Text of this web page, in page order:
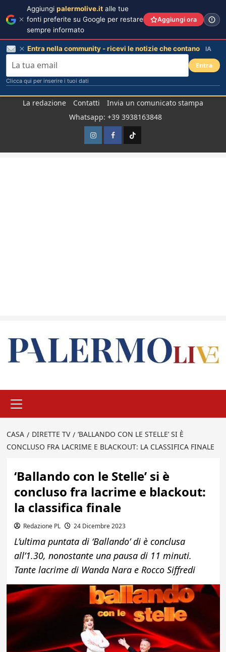
La redazione Contatti
Invia un comunicato stampa
Whatsapp: +39 3938163848
InstagramFacebook
TikTok
principale
CASA DIRETTE TV
‘BALLANDO CON LE STELLE’ SI È
CONCLUSO FRA LACRIME E BLACKOUT: LA CLASSIFICA FINALE
‘Ballando con le Stelle’ si è
concluso fra lacrime e blackout:
la classifica finale
Redazione PL 24 Dicembre 2023
L’ultima puntata di ‘Ballando’ di è conclusa
all’1.30, nonostante una pausa di 11 minuti.
Tante lacrime di Wanda Nara e Rocco Siffredi
Aggiungi palermolive.it alle tue
fonti preferite su Google per restare
sempre informato
Aggiungi ora
Entra nella community - ricevi le notizie che contano IA
Entra
Clicca qui per inserire i tuoi dati